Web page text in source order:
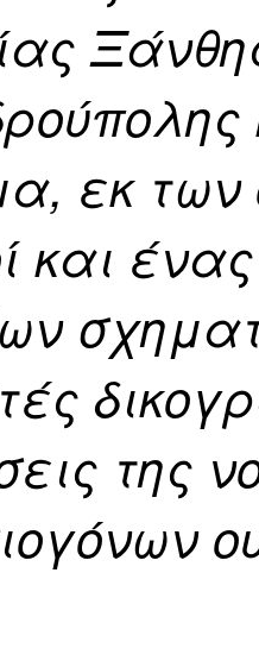
εκ
και
της